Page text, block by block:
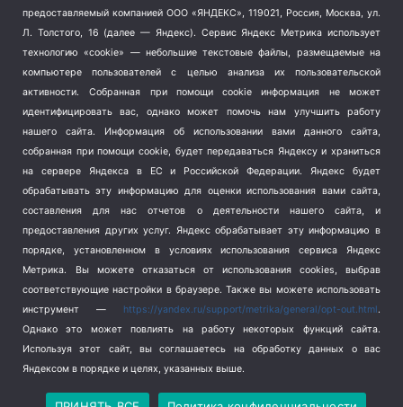
Терроризм (1)
Транспорт (262)
Туризм (178)
Школа и спорт (2)
Экология (8)
Экономика (1172)
Политика конфиденциальности
предоставляемый компанией ООО «ЯНДЕКС», 119021, Россия, Москва, ул.
Л. Толстого, 16 (далее — Яндекс). Сервис Яндекс Метрика использует
технологию «cookie» — небольшие текстовые файлы, размещаемые на
компьютере пользователей с целью анализа их пользовательской
активности.
Собранная при помощи cookie информация не может
идентифицировать вас, однако может помочь нам улучшить работу
нашего сайта. Информация об использовании вами данного сайта,
собранная при помощи cookie, будет передаваться Яндексу и храниться
на сервере Яндекса в ЕС и Российской Федерации. Яндекс будет
обрабатывать эту информацию для оценки использования вами сайта,
составления для нас отчетов о деятельности нашего сайта, и
предоставления других услуг. Яндекс обрабатывает эту информацию в
порядке, установленном в условиях использования сервиса Яндекс
Метрика.
Вы можете отказаться от использования cookies, выбрав
соответствующие настройки в браузере. Также вы можете использовать
инструмент — https://yandex.ru/support/metrika/general/opt-out.html.
Однако это может повлиять на работу некоторых функций сайта.
Используя этот сайт, вы соглашаетесь на обработку данных о вас
Яндексом в порядке и целях, указанных выше.